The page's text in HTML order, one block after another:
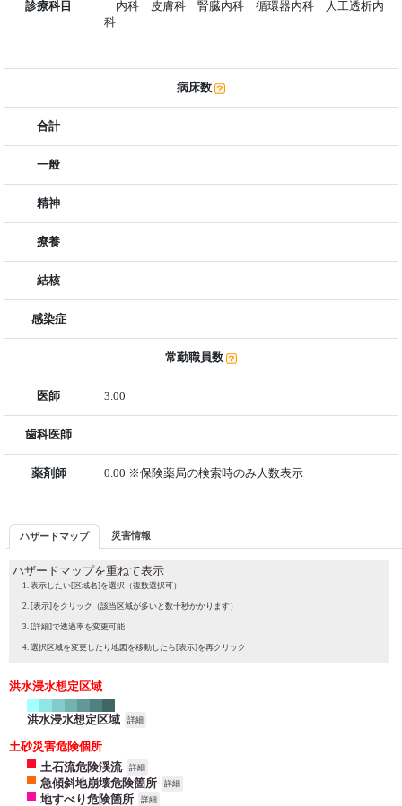
診療科目
内科 皮膚科 腎臓内科 循環器内科 人工透析内
科
病床数
合計
一般
精神
療養
結核
感染症
常勤職員数
医師 3.00
歯科医師
薬剤師 0.00 ※保険薬局の検索時のみ人数表示
ハザードマップ 災害情報
ハザードマップを重ねて表示
表示したい[区域名]を選択（複数選択可）
[表示]をクリック（該当区域が多いと数十秒かかります）
[詳細]で透過率を変更可能
選択区域を変更したり地図を移動したら[表示]を再クリック
洪水浸水想定区域
洪水浸水想定区域 詳細
土砂災害危険個所
土石流危険渓流
詳細
急傾斜地崩壊危険箇所 詳細
地すべり危険箇所 詳細